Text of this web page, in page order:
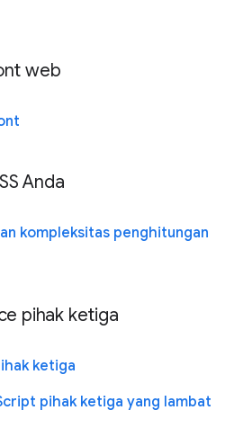
web
Anda
kompleksitas penghitungan
pihak ketiga
ketiga
pihak ketiga yang lambat